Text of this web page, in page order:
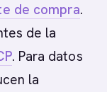
de compra.
de la
. Para datos
la